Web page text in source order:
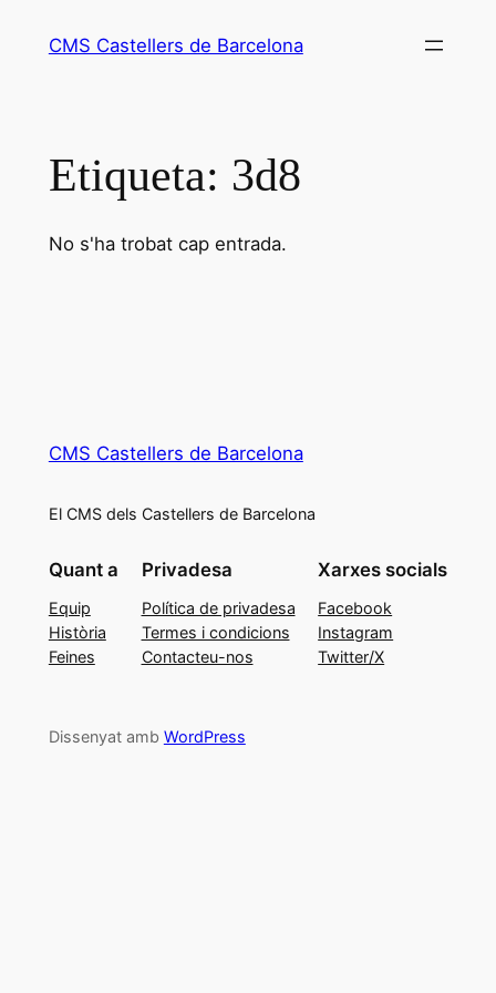
CMS Castellers de Barcelona
Etiqueta: 3d8
No s'ha trobat cap entrada.
CMS Castellers de Barcelona
El CMS dels Castellers de Barcelona
Quant a
Equip
Història
Feines
Privadesa
Política de privadesa
Termes i condicions
Contacteu-nos
Xarxes socials
Facebook
Instagram
Twitter/X
Dissenyat amb WordPress